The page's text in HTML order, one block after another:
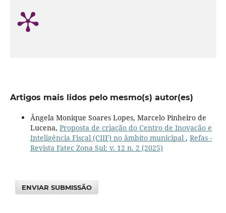
Artigos mais lidos pelo mesmo(s) autor(es)
Ângela Monique Soares Lopes, Marcelo Pinheiro de
Lucena, Proposta de criação do Centro de Inovação e
Inteligência Fiscal (CIIF) no âmbito municipal , Refas -
Revista Fatec Zona Sul: v. 12 n. 2 (2025)
ENVIAR SUBMISSÃO